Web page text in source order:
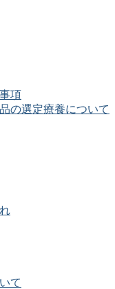
項
の選定療養について
て